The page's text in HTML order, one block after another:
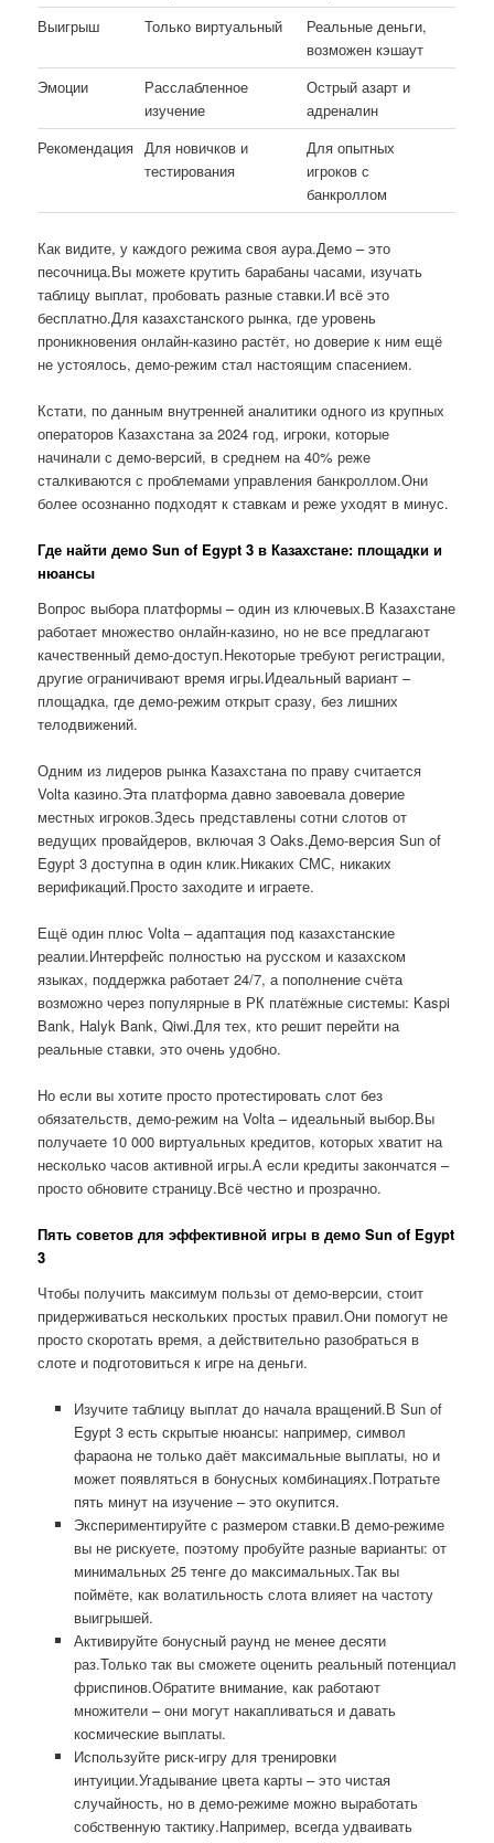
Выигрыш
Только виртуальный
Реальные деньги,
возможен кэшаут
Эмоции
Расслабленное
изучение
Острый азарт и
адреналин
Рекомендация Для новичков и
тестирования
Для опытных
игроков с
банкроллом
Как видите, у каждого режима своя аура.Демо – это
песочница.Вы можете крутить барабаны часами, изучать
таблицу выплат, пробовать разные ставки.И всё это
бесплатно.Для казахстанского рынка, где уровень
проникновения онлайн-казино растёт, но доверие к ним ещё
не устоялось, демо-режим стал настоящим спасением.
Кстати, по данным внутренней аналитики одного из крупных
операторов Казахстана за 2024 год, игроки, которые
начинали с демо-версий, в среднем на 40% реже
сталкиваются с проблемами управления банкроллом.Они
более осознанно подходят к ставкам и реже уходят в минус.
Где найти демо Sun of Egypt 3 в Казахстане: площадки и
нюансы
Вопрос выбора платформы – один из ключевых.В Казахстане
работает множество онлайн-казино, но не все предлагают
качественный демо-доступ.Некоторые требуют регистрации,
другие ограничивают время игры.Идеальный вариант –
площадка, где демо-режим открыт сразу, без лишних
телодвижений.
Одним из лидеров рынка Казахстана по праву считается
Volta казино.Эта платформа давно завоевала доверие
местных игроков.Здесь представлены сотни слотов от
ведущих провайдеров, включая 3 Oaks.Демо-версия Sun of
Egypt 3 доступна в один клик.Никаких СМС, никаких
верификаций.Просто заходите и играете.
Ещё один плюс Volta – адаптация под казахстанские
реалии.Интерфейс полностью на русском и казахском
языках, поддержка работает 24/7, а пополнение счёта
возможно через популярные в РК платёжные системы: Kaspi
Bank, Halyk Bank, Qiwi.Для тех, кто решит перейти на
реальные ставки, это очень удобно.
Но если вы хотите просто протестировать слот без
обязательств, демо-режим на Volta – идеальный выбор.Вы
получаете 10 000 виртуальных кредитов, которых хватит на
несколько часов активной игры.А если кредиты закончатся –
просто обновите страницу.Всё честно и прозрачно.
Пять советов для эффективной игры в демо Sun of Egypt
3
Чтобы получить максимум пользы от демо-версии, стоит
придерживаться нескольких простых правил.Они помогут не
просто скоротать время, а действительно разобраться в
слоте и подготовиться к игре на деньги.
Изучите таблицу выплат до начала вращений.В Sun of
Egypt 3 есть скрытые нюансы: например, символ
фараона не только даёт максимальные выплаты, но и
может появляться в бонусных комбинациях.Потратьте
пять минут на изучение – это окупится.
Экспериментируйте с размером ставки.В демо-режиме
вы не рискуете, поэтому пробуйте разные варианты: от
минимальных 25 тенге до максимальных.Так вы
поймёте, как волатильность слота влияет на частоту
выигрышей.
Активируйте бонусный раунд не менее десяти
раз.Только так вы сможете оценить реальный потенциал
фриспинов.Обратите внимание, как работают
множители – они могут накапливаться и давать
космические выплаты.
Используйте риск-игру для тренировки
интуиции.Угадывание цвета карты – это чистая
случайность, но в демо-режиме можно выработать
собственную тактику.Например, всегда удваивать